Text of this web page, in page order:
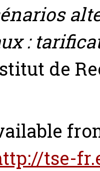
:
de
tse-